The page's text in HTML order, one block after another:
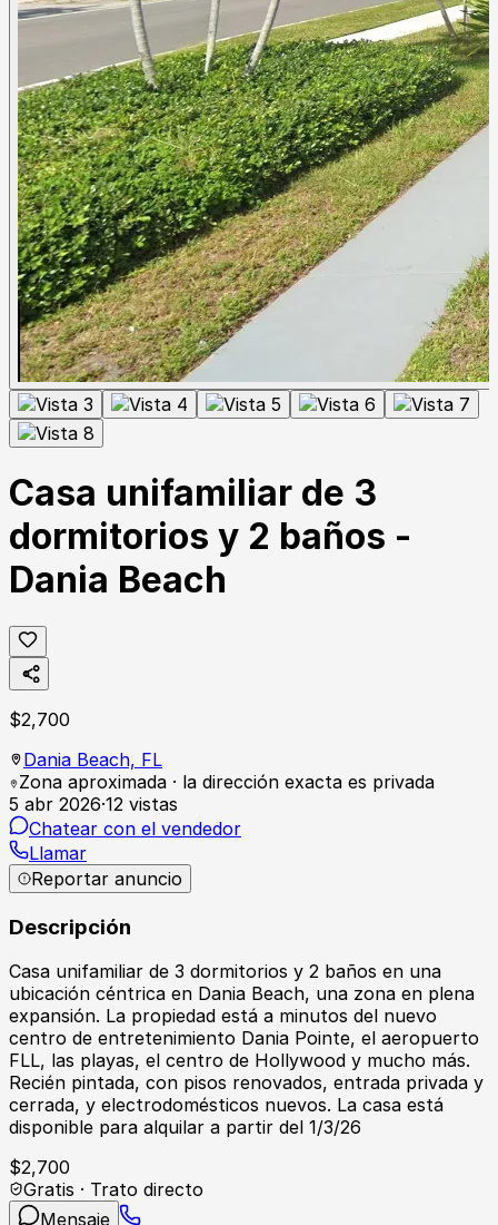
Casa unifamiliar de 3
dormitorios y 2 baños -
Dania Beach
$2,700
Dania Beach, FL
Zona aproximada · la dirección exacta es privada
5 abr 2026·12 vistas
Chatear con el vendedor
Llamar
Reportar anuncio
Descripción
Casa unifamiliar de 3 dormitorios y 2 baños en una
ubicación céntrica en Dania Beach, una zona en plena
expansión. La propiedad está a minutos del nuevo
centro de entretenimiento Dania Pointe, el aeropuerto
FLL, las playas, el centro de Hollywood y mucho más.
Recién pintada, con pisos renovados, entrada privada y
cerrada, y electrodomésticos nuevos. La casa está
disponible para alquilar a partir del 1/3/26
$2,700
Gratis · Trato directo
Mensaje